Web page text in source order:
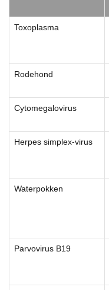
Toxoplasma
Rodehond
Cytomegalovirus
Herpes simplex-virus
Waterpokken
Parvovirus B19